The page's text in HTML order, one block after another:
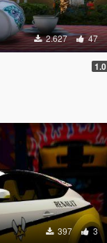
2.627 47
1.0
397 3